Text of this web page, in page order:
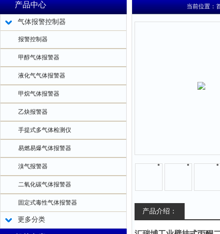
产品中心
气体报警控制器
报警控制器
甲醇气体报警器
液化气气体报警器
甲烷气体报警器
乙炔报警器
手提式多气体检测仪
易燃易爆气体报警器
溴气报警器
二氧化碳气体报警器
固定式毒性气体报警器
更多分类
当前位置：
产品介绍：